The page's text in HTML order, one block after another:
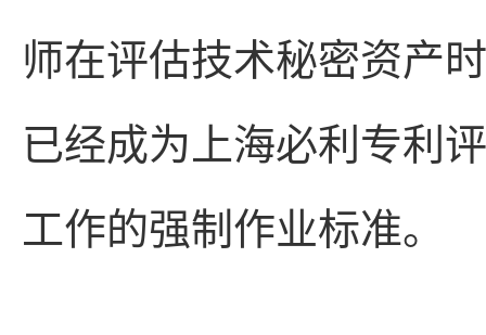
师在评估技术秘密资产
已经成为上海必利专利
工作的强制作业标准。